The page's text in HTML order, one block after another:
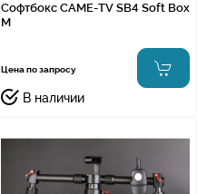
Софтбокс CAME-TV SB4 Soft Box
M
Цена по запросу
В наличии